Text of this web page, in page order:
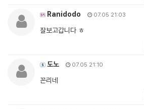
Ranidodo 07.05 21:03
잘보고갑니다 ㅎ
도노 07.05 21:10
꼰리네